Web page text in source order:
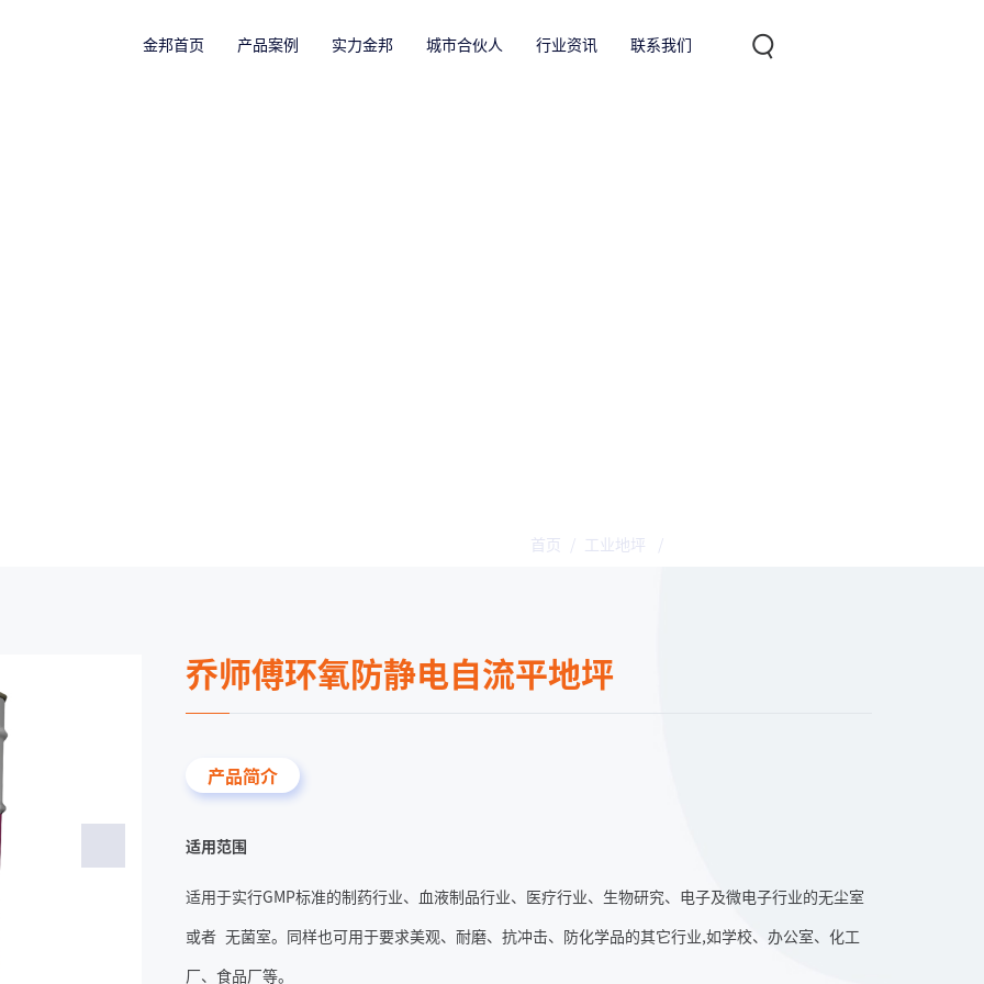
金邦首页 产品案例 实力金邦 城市合伙人 行业资讯 联系我们
首页 / 工业地坪 /
乔师傅环氧防静电自流平地坪
产品简介
适用范围
适用于实行GMP标准的制药行业、血液制品行业、医疗行业、生物研究、电子及微电子行业的无尘室
或者 无菌室。同样也可用于要求美观、耐磨、抗冲击、防化学品的其它行业,如学校、办公室、化工
厂、食品厂等。